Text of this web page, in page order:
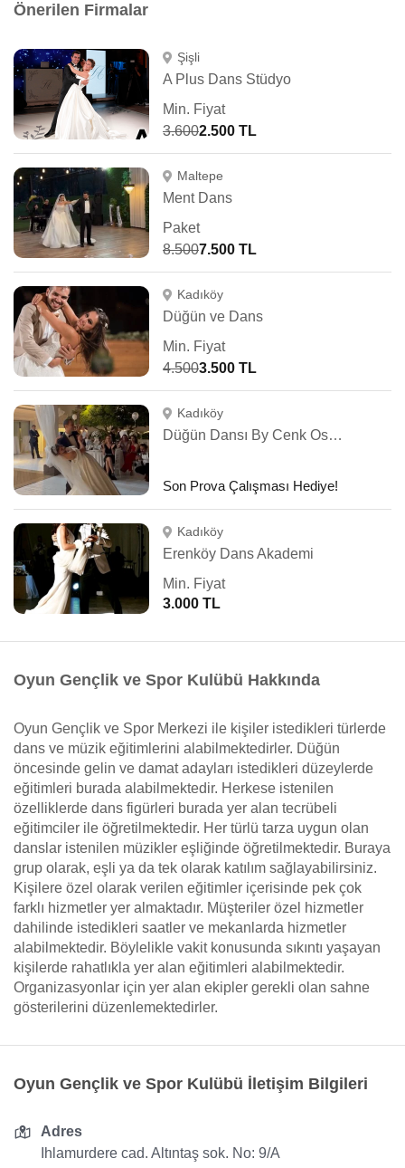
Önerilen Firmalar
Şişli
A Plus Dans Stüdyo
Min. Fiyat
3.6002.500 TL
Maltepe
Ment Dans
Paket
8.5007.500 TL
Kadıköy
Düğün ve Dans
Min. Fiyat
4.5003.500 TL
Kadıköy
Düğün Dansı By Cenk Osman Akçaylı
Son Prova Çalışması Hediye!
Kadıköy
Erenköy Dans Akademi
Min. Fiyat
3.000 TL
Oyun Gençlik ve Spor Kulübü Hakkında
Oyun Gençlik ve Spor Merkezi ile kişiler istedikleri türlerde
dans ve müzik eğitimlerini alabilmektedirler. Düğün
öncesinde gelin ve damat adayları istedikleri düzeylerde
eğitimleri burada alabilmektedir. Herkese istenilen
özelliklerde dans figürleri burada yer alan tecrübeli
eğitimciler ile öğretilmektedir. Her türlü tarza uygun olan
danslar istenilen müzikler eşliğinde öğretilmektedir. Buraya
grup olarak, eşli ya da tek olarak katılım sağlayabilirsiniz.
Kişilere özel olarak verilen eğitimler içerisinde pek çok
farklı hizmetler yer almaktadır. Müşteriler özel hizmetler
dahilinde istedikleri saatler ve mekanlarda hizmetler
alabilmektedir. Böylelikle vakit konusunda sıkıntı yaşayan
kişilerde rahatlıkla yer alan eğitimleri alabilmektedir.
Organizasyonlar için yer alan ekipler gerekli olan sahne
gösterilerini düzenlemektedirler.
Oyun Gençlik ve Spor Kulübü İletişim Bilgileri
Adres
Ihlamurdere cad. Altıntaş sok. No: 9/A